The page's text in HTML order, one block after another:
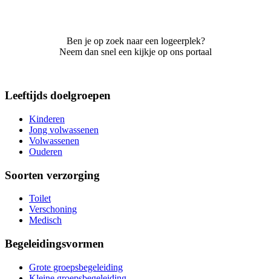
Ben je op zoek naar een logeerplek?
Neem dan snel een kijkje op ons portaal
Leeftijds doelgroepen
Kinderen
Jong volwassenen
Volwassenen
Ouderen
Soorten verzorging
Toilet
Verschoning
Medisch
Begeleidingsvormen
Grote groepsbegeleiding